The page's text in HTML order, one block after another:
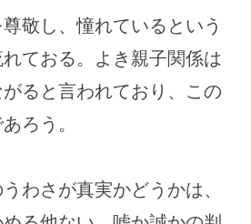
敬し、憧れているという
ておる。よき親子関係は
ると言われており、この
ろう。
わさが真実かどうかは、